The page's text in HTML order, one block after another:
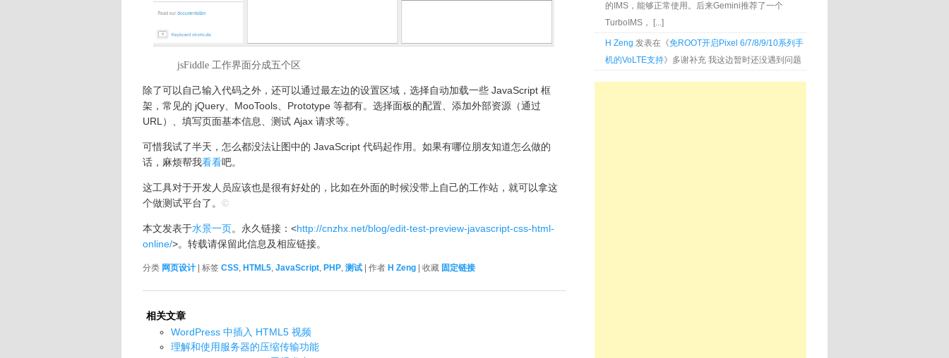
jsFiddle 工作界面分成五个区
除了可以自己输入代码之外，还可以通过最左边的设置区域，选择自动加载一些 JavaScript 框
架，常见的 jQuery、MooTools、Prototype 等都有。选择面板的配置、添加外部资源（通过
URL）、填写页面基本信息、测试 Ajax 请求等。
可惜我试了半天，怎么都没法让图中的 JavaScript 代码起作用。如果有哪位朋友知道怎么做的
话，麻烦帮我看看吧。
这工具对于开发人员应该也是很有好处的，比如在外面的时候没带上自己的工作站，就可以拿这
个做测试平台了。 ©
本文发表于水景一页。永久链接：<http://cnzhx.net/blog/edit-test-preview-javascript-css-html-
online/>。转载请保留此信息及相应链接。
分类 网页设计 | 标签 CSS, HTML5, JavaScript, PHP, 测试 | 作者 H Zeng | 收藏 固定链接
相关文章
WordPress 中插入 HTML5 视频
理解和使用服务器的压缩传输功能
的IMS，能够正常使用。后来Gemini推荐了一个
TurboIMS， [...]
H Zeng 发表在《免ROOT开启Pixel 6/7/8/9/10系列手
机的VoLTE支持》多谢补充 我这边暂时还没遇到问题